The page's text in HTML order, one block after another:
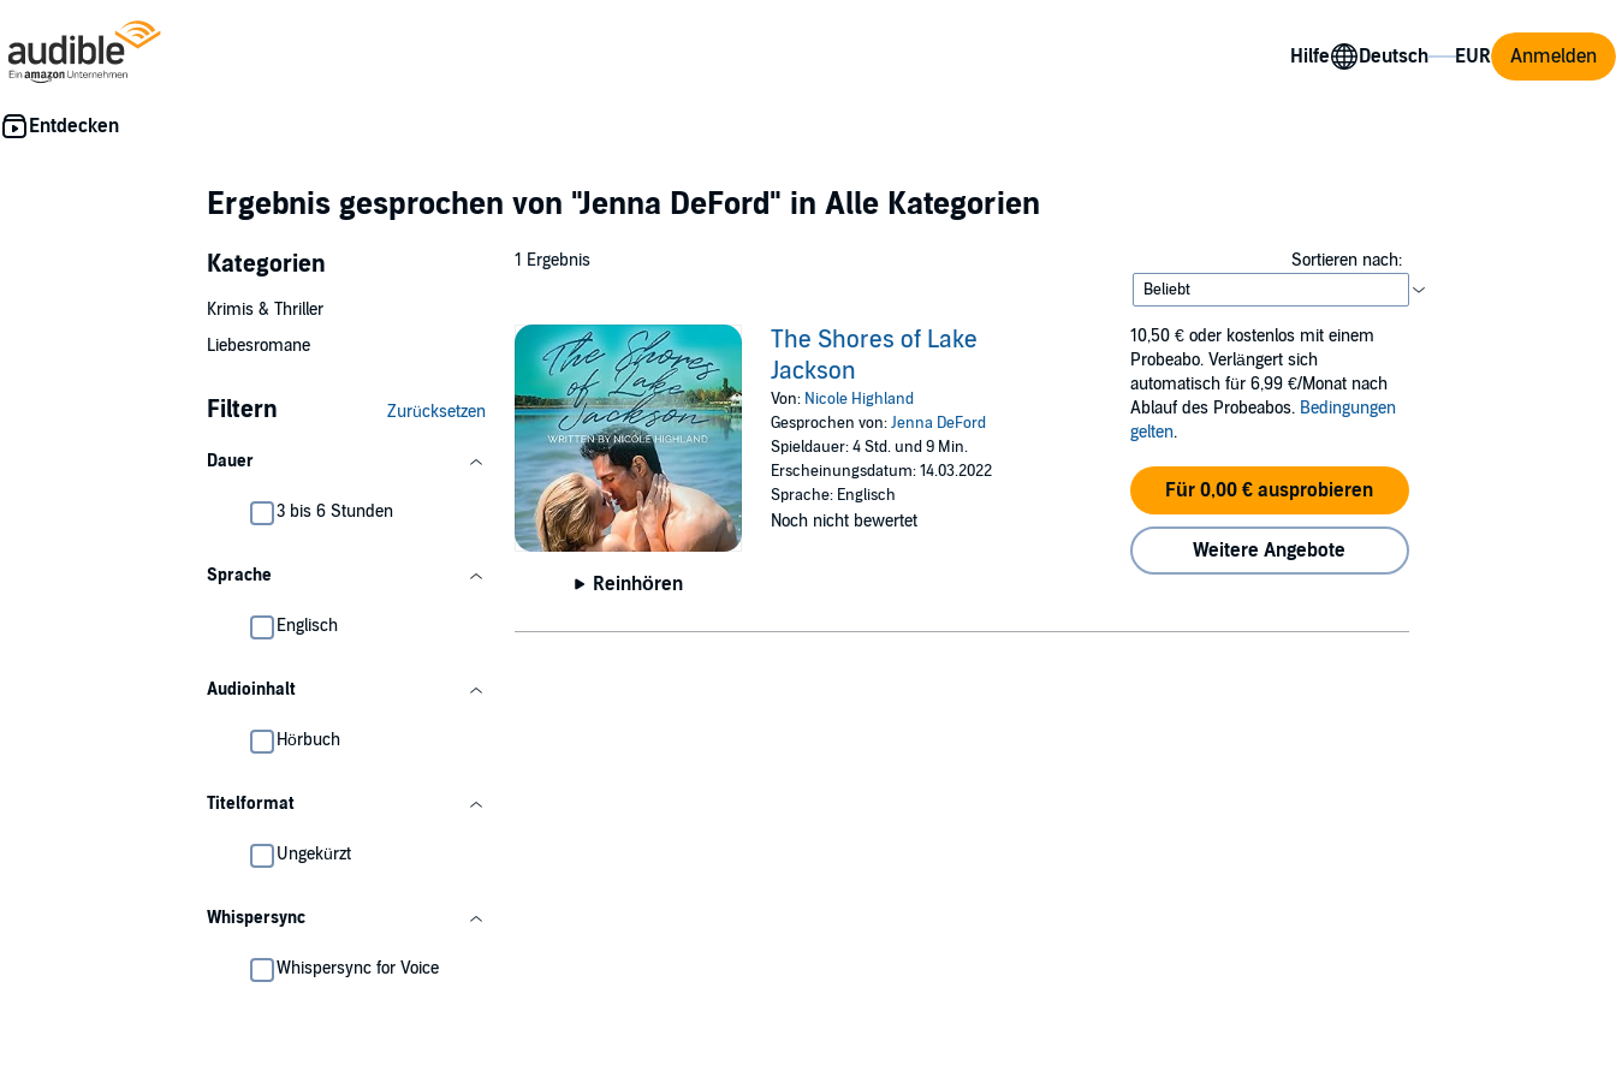
Hilfe Anmelden
Ergebnis gesprochen von "Jenna DeFord" in Alle Kategorien
Kategorien
Krimis & Thriller
Liebesromane
Filtern Zurücksetzen
Dauer
3 bis 6 Stunden
Sprache
Englisch
Audioinhalt
Hörbuch
Titelformat
Ungekürzt
Whispersync
Whispersync for Voice
1 Ergebnis Sortieren nach:
Reinhören
The Shores of Lake
Jackson
Von: Nicole Highland
Gesprochen von:Jenna DeFord
Spieldauer: 4 Std. und 9 Min.
Erscheinungsdatum: 14.03.2022
Sprache: Englisch
Noch nicht bewertet
10,50 € oder kostenlos mit einem
Probeabo. Verlängert sich
automatisch für 6,99 €/Monat nach
Ablauf des Probeabos. Bedingungen
gelten.
Für 0,00 € ausprobieren
Weitere Angebote